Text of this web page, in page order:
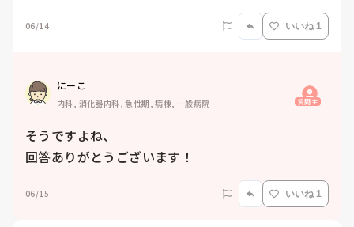
06/14 いいね 1
にーこ
内科, 消化器内科, 急性期, 病棟, 一般病院 質問主
そうですよね、
回答ありがとうございます！
06/15 いいね 1